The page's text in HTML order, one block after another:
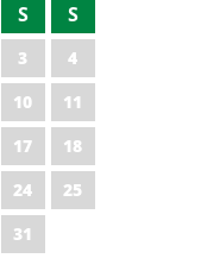
S S
3
4
10
11
17
18
24
25
31